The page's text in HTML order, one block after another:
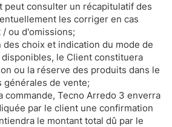
peut consulter un récapitulatif des
les corriger en cas
ou d'omissions;
choix et indication du mode de
le Client constituera
ou la réserve des produits dans le
générales de vente;
commande, Tecno Arredo 3 enverra
par le client une confirmation
le montant total dû par le